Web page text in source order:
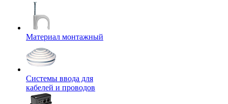
Материал монтажный
Системы ввода для
кабелей и проводов